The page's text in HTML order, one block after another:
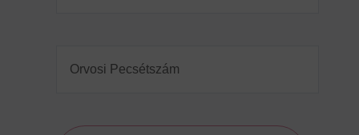
Pecsétszám(Required)